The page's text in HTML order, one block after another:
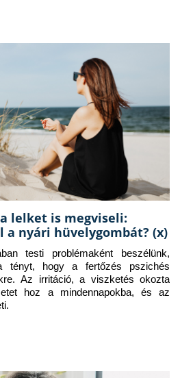
lelket is megviseli:
a nyári hüvelygombát? (x)
testi problémaként beszélünk,
tényt, hogy a fertőzés pszichés
Az irritáció, a viszketés okozta
hoz a mindennapokba, és az